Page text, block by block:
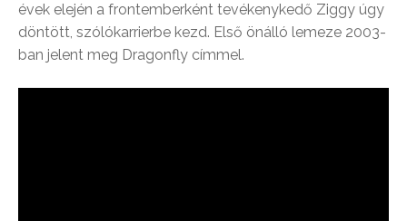
évek elején a frontemberként tevékenykedő Ziggy úgy
döntött, szólókarrierbe kezd. Első önálló lemeze 2003-
ban jelent meg Dragonfly címmel.